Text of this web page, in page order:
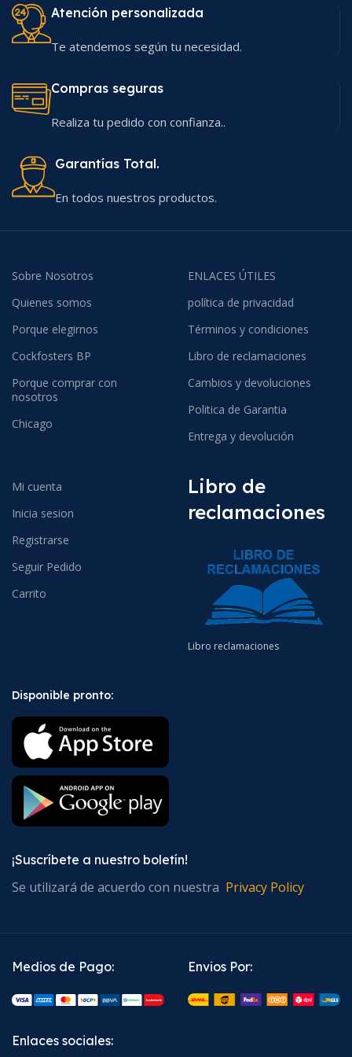
Atención personalizada
Te atendemos según tu necesidad.
Compras seguras
Realiza tu pedido con confianza..
Garantías Total.
En todos nuestros productos.
Sobre Nosotros
Quienes somos
Porque elegirnos
Cockfosters BP
Porque comprar con
nosotros
Chicago
ENLACES ÚTILES
política de privacidad
Términos y condiciones
Libro de reclamaciones
Cambios y devoluciones
Politica de Garantia
Entrega y devolución
Mi cuenta
Inicia sesion
Registrarse
Seguir Pedido
Carrito
Libro de
reclamaciones
Libro reclamaciones
Disponible pronto:
¡Suscríbete a nuestro boletín!
Se utilizará de acuerdo con nuestra Privacy Policy
Medios de Pago: Envios Por:
Enlaces sociales: